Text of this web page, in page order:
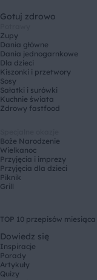
Gotuj zdrowo
Zupy
Dania główne
Dania jednogarnkowe
Dla dzieci
Kiszonki i przetwory
Sosy
Sałatki i surówki
Kuchnie świata
Zdrowy fastfood
Boże Narodzenie
Wielkanoc
Przyjęcia i imprezy
Przyjęcia dla dzieci
Piknik
Grill
TOP 10 przepisów miesiąca
Dowiedz się
Inspiracje
Porady
Artykuły
Quizy